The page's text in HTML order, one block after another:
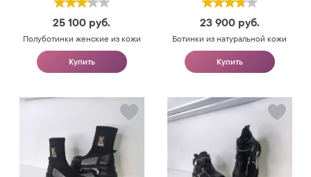
25 100 руб.
Полуботинки женские из кожи
Купить
23 900 руб.
Ботинки из натуральной кожи
Купить